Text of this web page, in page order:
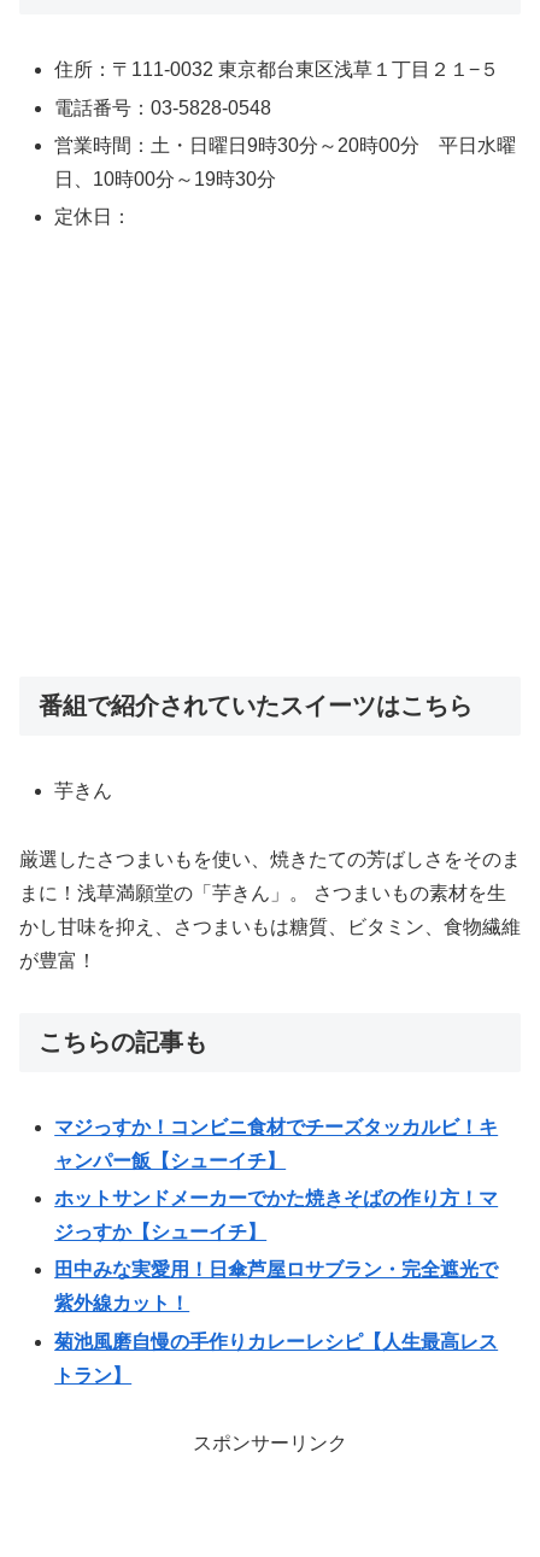
住所：〒111-0032 東京都台東区浅草１丁目２１−５
電話番号：03-5828-0548
営業時間：土・日曜日9時30分～20時00分 平日水曜
日、10時00分～19時30分
定休日：
番組で紹介されていたスイーツはこちら
芋きん
厳選したさつまいもを使い、焼きたての芳ばしさをそのま
まに！浅草満願堂の「芋きん」。 さつまいもの素材を生
かし甘味を抑え、さつまいもは糖質、ビタミン、食物繊維
が豊富！
こちらの記事も
マジっすか！コンビニ食材でチーズタッカルビ！キ
ャンパー飯【シューイチ】
ホットサンドメーカーでかた焼きそばの作り方！マ
ジっすか【シューイチ】
田中みな実愛用！日傘芦屋ロサブラン・完全遮光で
紫外線カット！
菊池風磨自慢の手作りカレーレシピ【人生最高レス
トラン】
スポンサーリンク